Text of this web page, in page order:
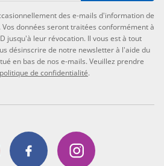
des e-mails d'information de
données seront traitées conformément à
jusqu'à leur révocation. Il vous est à tout
désinscrire de notre newsletter à l'aide du
en bas de nos e-mails. Veuillez prendre
politique de confidentialité.